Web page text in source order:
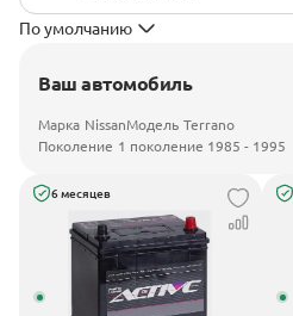
По умолчанию
Ваш автомобиль
Марка NissanМодель Terrano
Поколение 1 поколение 1985 - 1995
6 месяцев